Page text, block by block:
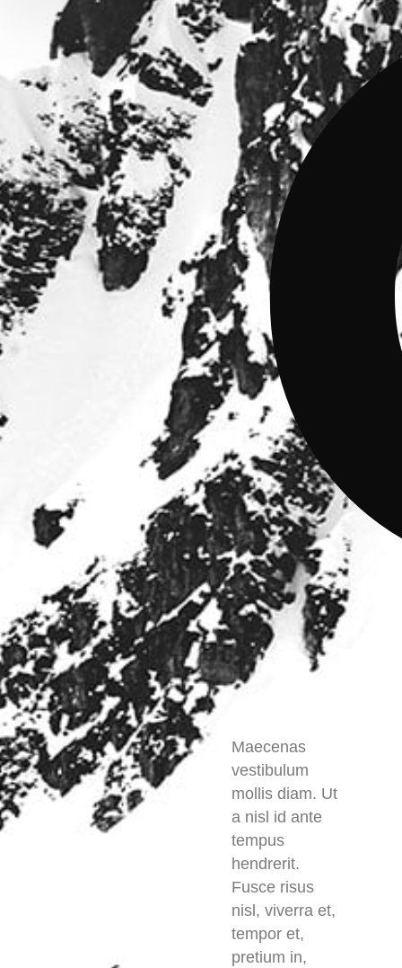
Maecenas
vestibulum
mollis diam. Ut
a nisl id ante
tempus
hendrerit.
Fusce risus
nisl, viverra et,
tempor et,
pretium in,